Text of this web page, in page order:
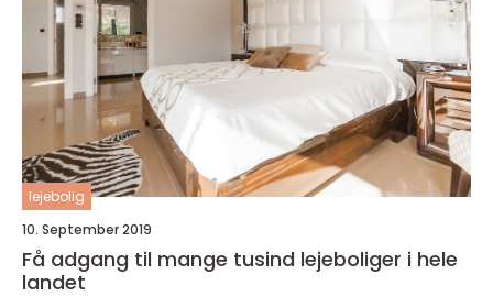
lejebolig
10. September 2019
Få adgang til mange tusind lejeboliger i hele
landet